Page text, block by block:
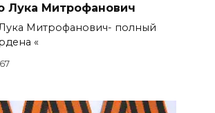
Лука Митрофанович
Митрофанович- полный
«